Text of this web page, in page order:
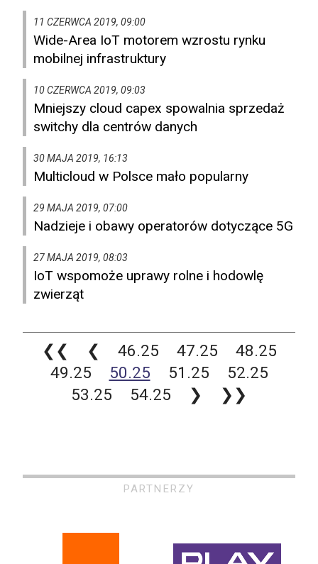
11 CZERWCA 2019, 09:00
Wide-Area IoT motorem wzrostu rynku
mobilnej infrastruktury
10 CZERWCA 2019, 09:03
Mniejszy cloud capex spowalnia sprzedaż
switchy dla centrów danych
30 MAJA 2019, 16:13
Multicloud w Polsce mało popularny
29 MAJA 2019, 07:00
Nadzieje i obawy operatorów dotyczące 5G
27 MAJA 2019, 08:03
IoT wspomoże uprawy rolne i hodowlę
zwierząt
❮❮ ❮ 46.25 47.25
48.25
49.25
50.25 51.25
52.25
53.25
54.25 ❯ ❯❯
PARTNERZY